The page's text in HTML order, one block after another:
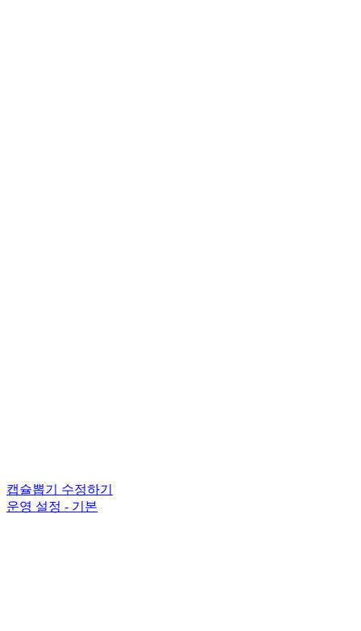
캡슐뽑기 수정하기
운영 설정 - 기본